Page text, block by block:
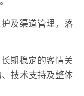
及渠道管理，落
期稳定的客情关
技术支持及整体